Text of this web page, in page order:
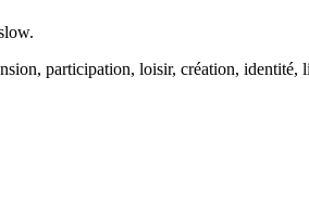
participation, loisir, création, identité,